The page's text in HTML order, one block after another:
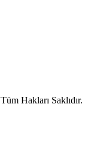
Tüm Hakları Saklıdır.